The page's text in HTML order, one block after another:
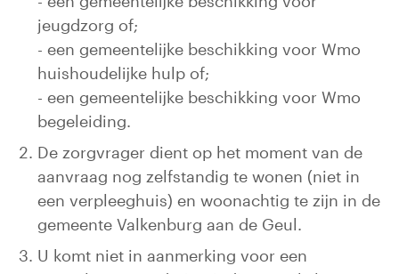
jeugdzorg of;
- een gemeentelijke beschikking voor Wmo
huishoudelijke hulp of;
- een gemeentelijke beschikking voor Wmo
begeleiding.
De zorgvrager dient op het moment van de
aanvraag nog zelfstandig te wonen (niet in
een verpleeghuis) en woonachtig te zijn in de
gemeente Valkenburg aan de Geul.
U komt niet in aanmerking voor een